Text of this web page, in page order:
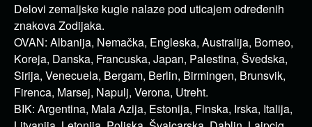
Delovi zemaljske kugle nalaze pod uticajem određenih
znakova Zodijaka.
OVAN: Albanija, Nemačka, Engleska, Australija, Borneo,
Koreja, Danska, Francuska, Japan, Palestina, Švedska,
Sirija, Venecuela, Bergam, Berlin, Birmingen, Brunsvik,
Firenca, Marsej, Napulj, Verona, Utreht.
BIK: Argentina, Mala Azija, Estonija, Finska, Irska, Italija,